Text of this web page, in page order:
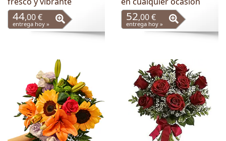
44,00 €
entrega hoy »
52,00 €
entrega hoy »